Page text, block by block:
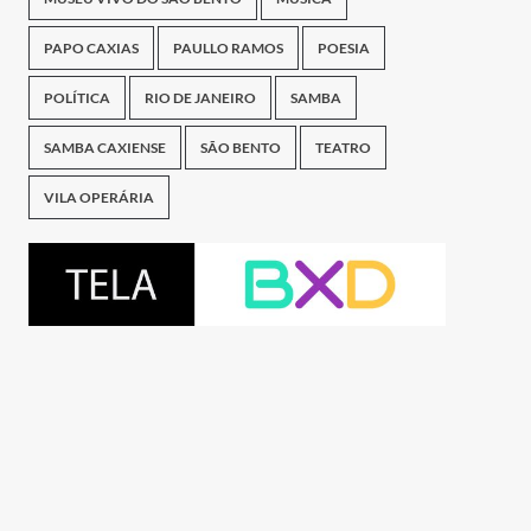
PAPO CAXIAS PAULLO RAMOS POESIA
POLÍTICA RIO DE JANEIRO SAMBA
SAMBA CAXIENSE SÃO BENTO TEATRO
VILA OPERÁRIA